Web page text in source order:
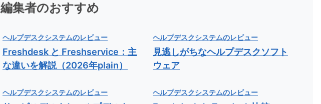
編集者のおすすめ
ヘルプデスクシステムのレビュー
Freshdesk と Freshservice：主
な違いを解説（2026年plain）
ヘルプデスクシステムのレビュー
見逃しがちなヘルプデスクソフト
ウェア
ヘルプデスクシステムのレビュー ヘルプデスクシステムのレビュー